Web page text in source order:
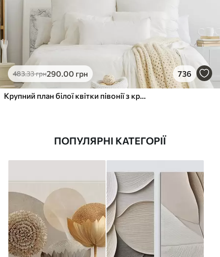
483.33грн290.00 грн 736
Крупний план білої квітки півонії з крапельками води на пелюстках на розмитому фоні
ПОПУЛЯРНІ КАТЕГОРІЇ